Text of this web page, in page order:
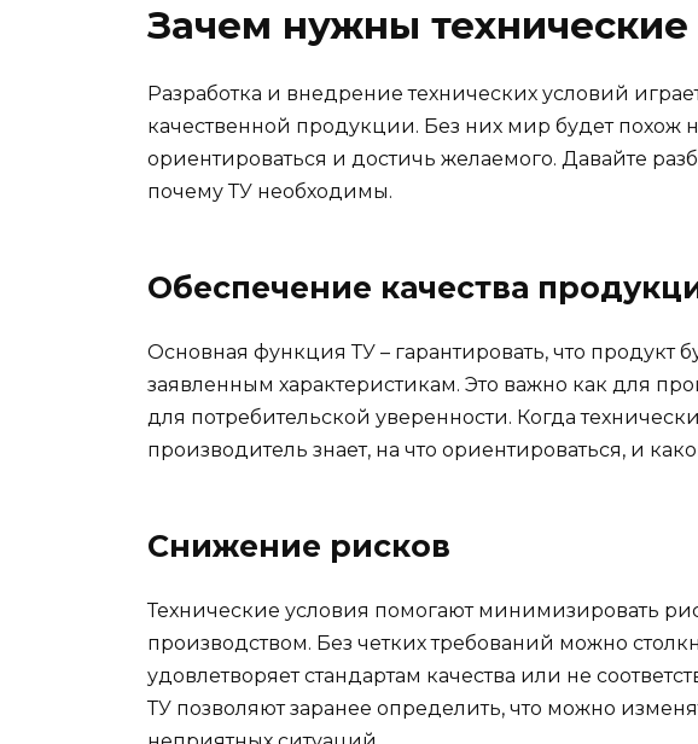
Зачем нужны технические
Разработка и внедрение технических условий
качественной продукции. Без них мир будет похож
ориентироваться и достичь желаемого. Давайте
почему ТУ необходимы.
Обеспечение качества
Основная функция ТУ – гарантировать, что продукт
заявленным характеристикам. Это важно как для
для потребительской уверенности. Когда
производитель знает, на что ориентироваться, и
Снижение рисков
Технические условия помогают минимизировать
производством. Без четких требований можно
удовлетворяет стандартам качества или не
ТУ позволяют заранее определить, что можно